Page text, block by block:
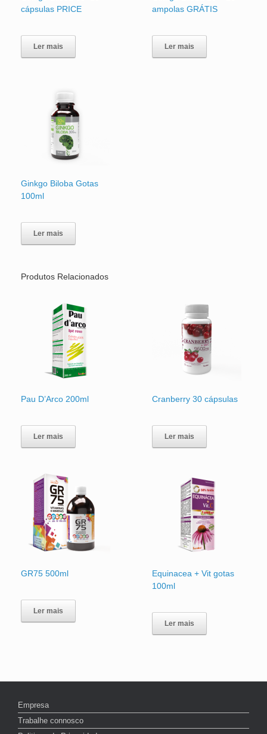
cápsulas PRICE
Ler mais
ampolas GRÁTIS
Ler mais
Ginkgo Biloba Gotas
100ml
Ler mais
Produtos Relacionados
Pau D’Arco 200ml
Ler mais
Cranberry 30 cápsulas
Ler mais
GR75 500ml
Ler mais
Equinacea + Vit gotas
100ml
Ler mais
Empresa
Trabalhe connosco